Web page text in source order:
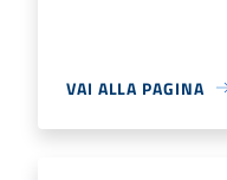
VAI ALLA PAGINA